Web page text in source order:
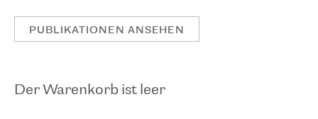
PUBLIKATIONEN ANSEHEN
Der Warenkorb ist leer